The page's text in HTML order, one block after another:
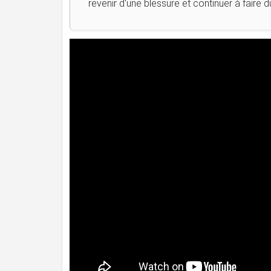
revenir d'une blessure et continuer à faire